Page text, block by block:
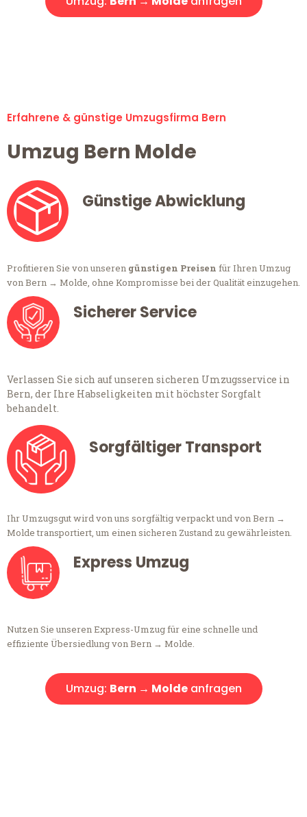
Erfahrene & günstige Umzugsfirma Bern
Umzug Bern Molde
Günstige Abwicklung
Profitieren Sie von unseren günstigen Preisen für Ihren Umzug
von Bern → Molde, ohne Kompromisse bei der Qualität einzugehen.
Sicherer Service
Verlassen Sie sich auf unseren sicheren Umzugsservice in
Bern, der Ihre Habseligkeiten mit höchster Sorgfalt
behandelt.
Sorgfältiger Transport
Ihr Umzugsgut wird von uns sorgfältig verpackt und von Bern →
Molde transportiert, um einen sicheren Zustand zu gewährleisten.
Express Umzug
Nutzen Sie unseren Express-Umzug für eine schnelle und
effiziente Übersiedlung von Bern → Molde.
Umzug: Bern → Moldeanfragen